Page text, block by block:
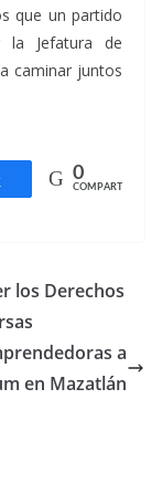
que un partido
la Jefatura de
caminar juntos
Compartir
0
COMPARTIR
los Derechos
a
en Mazatlán